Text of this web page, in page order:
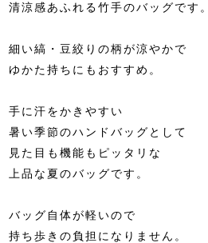
清涼感あふれる竹手のバッグです。
細い縞・豆絞りの柄が涼やかで
ゆかた持ちにもおすすめ。
手に汗をかきやすい
暑い季節のハンドバッグとして
見た目も機能もピッタリな
上品な夏のバッグです。
バッグ自体が軽いので
持ち歩きの負担になりません。